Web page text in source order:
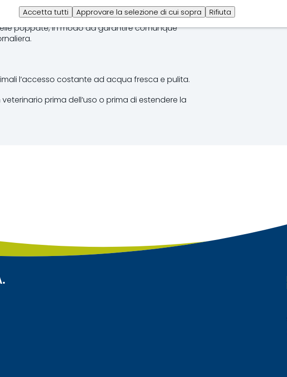
Accetta tutti Approvare la selezione di cui sopra Rifiuta
ridurre la quantità di latte somministrata per
poppate, in modo da garantire comunque
l’accesso costante ad acqua fresca e pulita.
prima dell’uso o prima di estendere la